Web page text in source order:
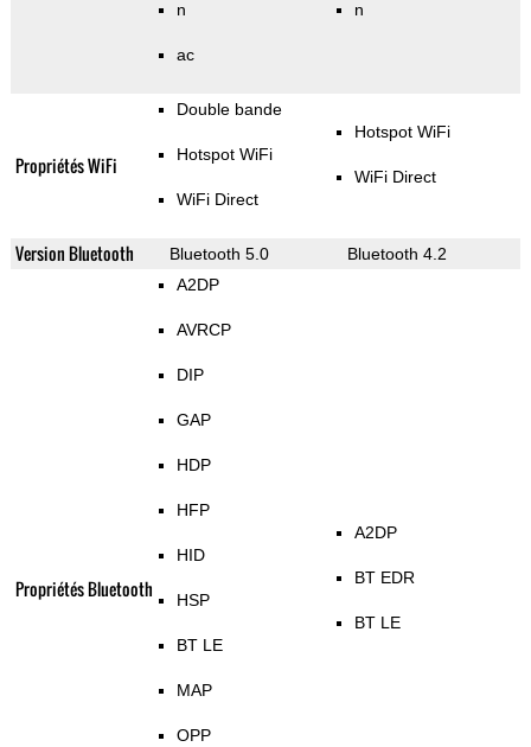
n
ac
n
Propriétés WiFi
Double bande
Hotspot WiFi
WiFi Direct
Hotspot WiFi
WiFi Direct
Version Bluetooth Bluetooth 5.0 Bluetooth 4.2
Propriétés Bluetooth
A2DP
AVRCP
DIP
GAP
HDP
HFP
HID
HSP
BT LE
MAP
OPP
A2DP
BT EDR
BT LE